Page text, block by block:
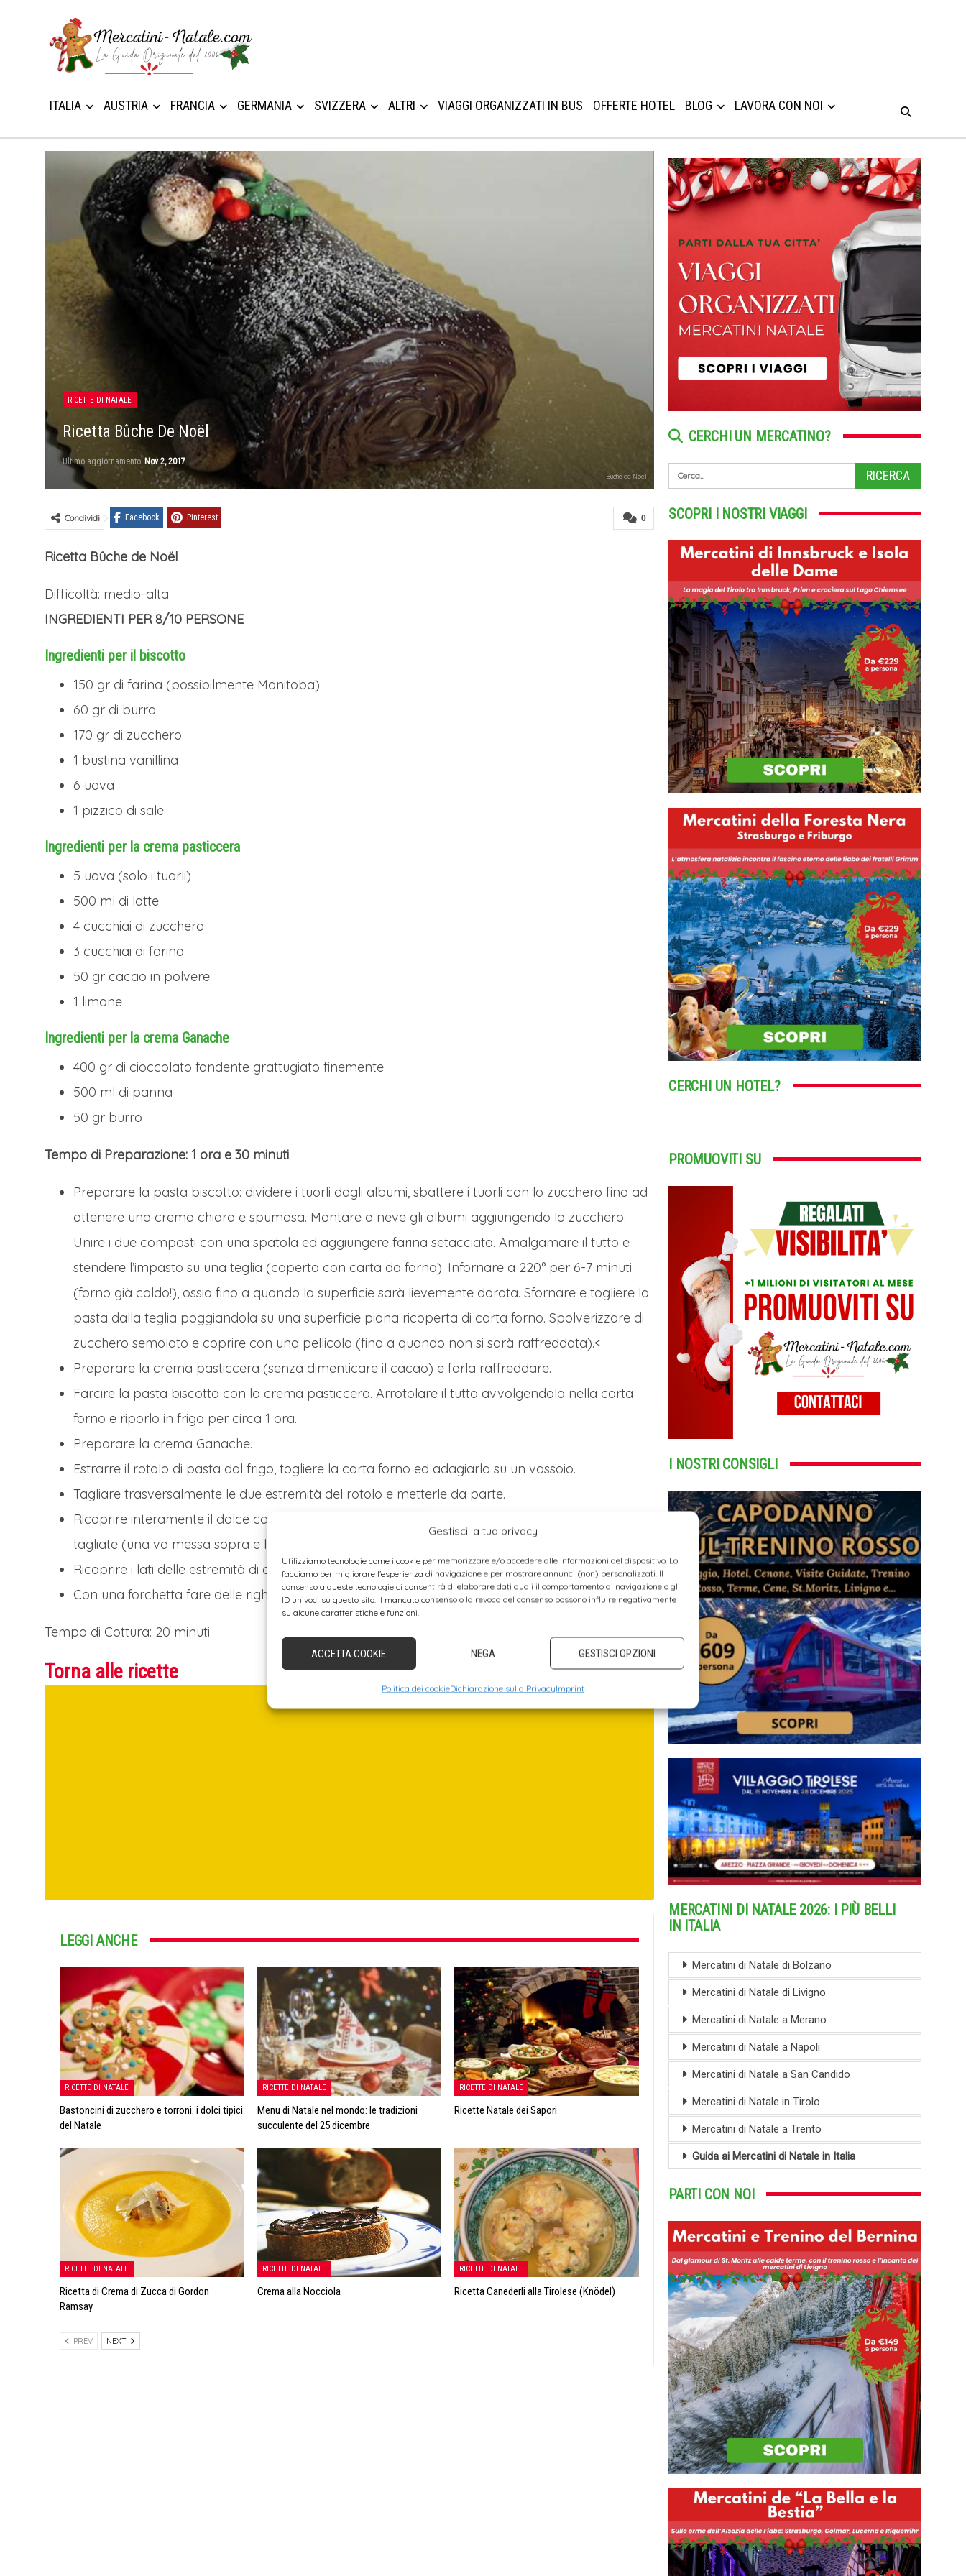
Gestisci la tua privacy
Utilizziamo tecnologie come i cookie per memorizzare e/o accedere alle informazioni del dispositivo. Lo
facciamo per migliorare l'esperienza di navigazione e per mostrare annunci (non) personalizzati. Il
consenso a queste tecnologie ci consentirà di elaborare dati quali il comportamento di navigazione o gli
ID univoci su questo sito. Il mancato consenso o la revoca del consenso possono influire negativamente
su alcune caratteristiche e funzioni.
ACCETTA COOKIE NEGA GESTISCI OPZIONI
Politica dei cookieDichiarazione sulla PrivacyImprint
ITALIA AUSTRIA FRANCIA GERMANIA SVIZZERA ALTRI VIAGGI ORGANIZZATI IN BUS OFFERTE HOTEL BLOG LAVORA CON NOI
RICETTE DI NATALE
Ricetta Bûche De Noël
Ultimo aggiornamentoNov 2, 2017
Bûche de Noël
0
Condividi Facebook Pinterest
Ricetta Bûche de Noël
Difficoltà: medio-alta
INGREDIENTI PER 8/10 PERSONE
Ingredienti per il biscotto
150 gr di farina (possibilmente Manitoba)
60 gr di burro
170 gr di zucchero
1 bustina vanillina
6 uova
1 pizzico di sale
Ingredienti per la crema pasticcera
5 uova (solo i tuorli)
500 ml di latte
4 cucchiai di zucchero
3 cucchiai di farina
50 gr cacao in polvere
1 limone
Ingredienti per la crema Ganache
400 gr di cioccolato fondente grattugiato finemente
500 ml di panna
50 gr burro
Tempo di Preparazione: 1 ora e 30 minuti
Preparare la pasta biscotto: dividere i tuorli dagli albumi, sbattere i tuorli con lo zucchero fino ad
ottenere una crema chiara e spumosa. Montare a neve gli albumi aggiungendo lo zucchero.
Unire i due composti con una spatola ed aggiungere farina setacciata. Amalgamare il tutto e
stendere l’impasto su una teglia (coperta con carta da forno). Infornare a 220° per 6-7 minuti
(forno già caldo!), ossia fino a quando la superficie sarà lievemente dorata. Sfornare e togliere la
pasta dalla teglia poggiandola su una superficie piana ricoperta di carta forno. Spolverizzare di
zucchero semolato e coprire con una pellicola (fino a quando non si sarà raffreddata).<
Preparare la crema pasticcera (senza dimenticare il cacao) e farla raffreddare.
Farcire la pasta biscotto con la crema pasticcera. Arrotolare il tutto avvolgendolo nella carta
forno e riporlo in frigo per circa 1 ora.
Preparare la crema Ganache.
Estrarre il rotolo di pasta dal frigo, togliere la carta forno ed adagiarlo su un vassoio.
Tagliare trasversalmente le due estremità del rotolo e metterle da parte.
Ricoprire interamente il dolce con la crema Ganache e fare aderire alla crema le due estremità
tagliate (una va messa sopra e l’altra a lato).
Ricoprire i lati delle estremità di crema.
Con una forchetta fare delle righe sulla crema da un’estremità all’altra del tronco.
Tempo di Cottura: 20 minuti
Torna alle ricette
LEGGI ANCHE
RICETTE DI NATALE
Bastoncini di zucchero e torroni: i dolci tipici
del Natale
RICETTE DI NATALE
Menu di Natale nel mondo: le tradizioni
succulente del 25 dicembre
RICETTE DI NATALE
Ricette Natale dei Sapori
RICETTE DI NATALE
Ricetta di Crema di Zucca di Gordon
Ramsay
RICETTE DI NATALE
Crema alla Nocciola
RICETTE DI NATALE
Ricetta Canederli alla Tirolese (Knödel)
PREV NEXT
CERCHI UN MERCATINO?
SCOPRI I NOSTRI VIAGGI
CERCHI UN HOTEL?
PROMUOVITI SU
I NOSTRI CONSIGLI
MERCATINI DI NATALE 2026: I PIÙ BELLI
IN ITALIA
Mercatini di Natale di Bolzano
Mercatini di Natale di Livigno
Mercatini di Natale a Merano
Mercatini di Natale a Napoli
Mercatini di Natale a San Candido
Mercatini di Natale in Tirolo
Mercatini di Natale a Trento
Guida ai Mercatini di Natale in Italia
PARTI CON NOI